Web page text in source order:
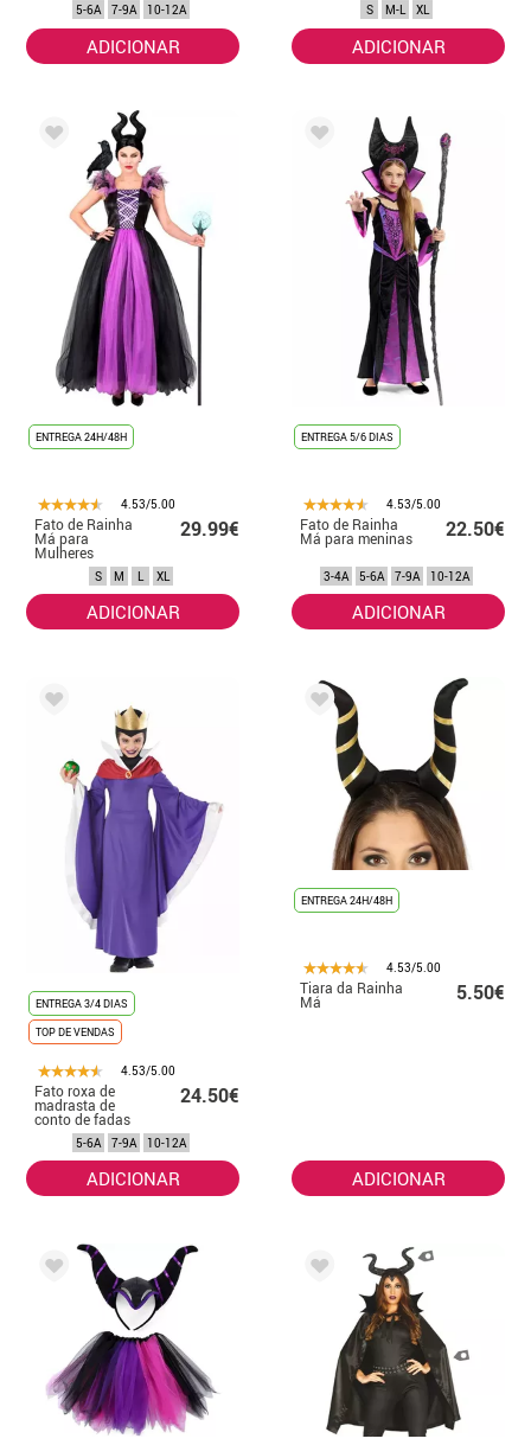
5-6A 7-9A 10-12A
ADICIONAR
S M-L XL
ADICIONAR
ENTREGA 24H/48H
4.53/5.00
Fato de Rainha
Má para
Mulheres
29.99€
S M L XL
ADICIONAR
ENTREGA 5/6 DIAS
4.53/5.00
Fato de Rainha
Má para meninas 22.50€
3-4A 5-6A 7-9A 10-12A
ADICIONAR
ENTREGA 3/4 DIAS
TOP DE VENDAS
4.53/5.00
Fato roxa de
madrasta de
conto de fadas
para menina
24.50€
5-6A 7-9A 10-12A
ADICIONAR
ENTREGA 24H/48H
4.53/5.00
Tiara da Rainha
Má 5.50€
ADICIONAR